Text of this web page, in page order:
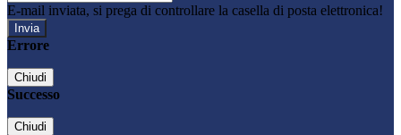
E-mail inviata, si prega di controllare la casella di posta elettronica!
Errore
Chiudi
Successo
Chiudi